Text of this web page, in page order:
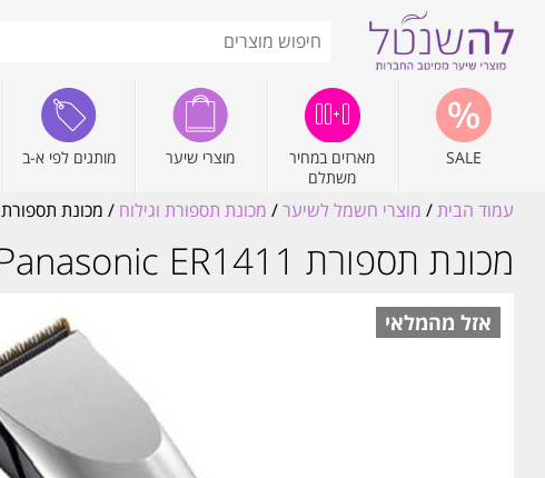
SALE
מארזים במחיר
משתלם
מוצרי שיער מותגים לפי א-ב
עמוד הבית/ מוצרי חשמל לשיער/ מכונת תספורת וגילוח / מכונת תספורת Panasonic ER1411 פנסוניק
מכונת תספורת Panasonic ER1411 פנסוניק